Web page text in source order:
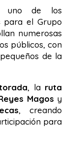
uno de los
para el Grupo
numerosas
públicos, con
de la
, la ruta
Magos y
, creando
para